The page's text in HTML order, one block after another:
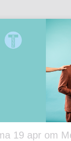
19 apr om